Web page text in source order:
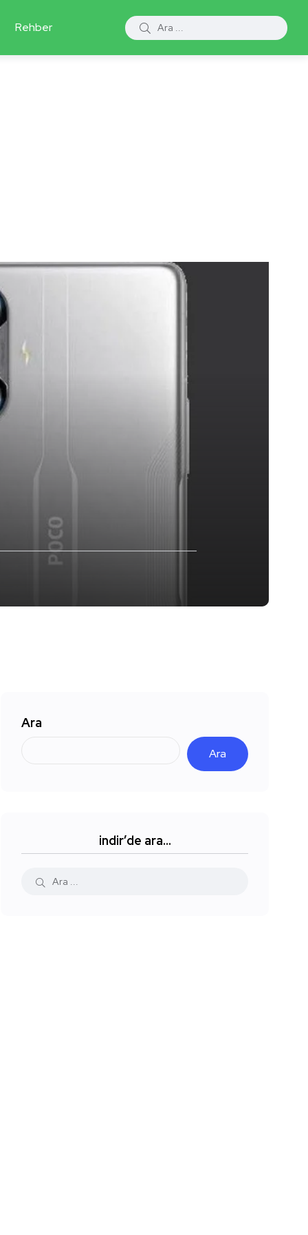
Rehber
Ara
Ara
indir’de ara…